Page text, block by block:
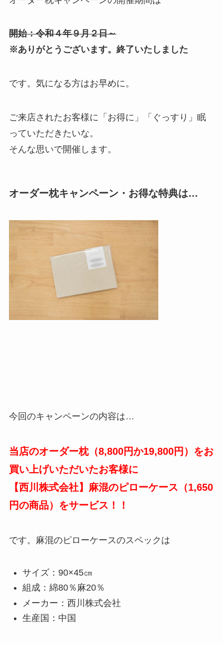
開始：令和４年９月２日～
※ありがとうございます。終了いたしました
です。気になる方はお早めに。
ご来店されたお客様に「お得に」「ぐっすり」眠
っていただきたいな。
そんな思いで開催します。
オーダー枕キャンペーン・お得な特典は…
今回のキャンペーンの内容は…
当店のオーダー枕（8,800円か19,800円）をお
買い上げいただいたお客様に
【西川株式会社】麻混のピローケース（1,650
円の商品）をサービス！！
です。麻混のピローケースのスペックは
サイズ：90×45㎝
組成：綿80％麻20％
メーカー：西川株式会社
生産国：中国